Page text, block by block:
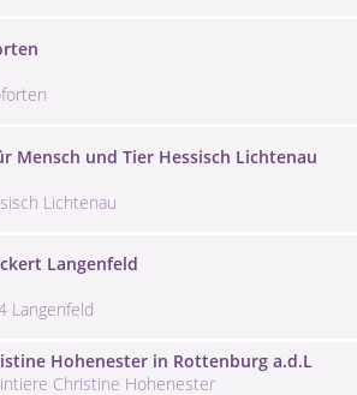
Mensch und Tier Hessisch Lichtenau
Lichtenau
Langenfeld
Langenfeld
Hohenester in Rottenburg a.d.L
Christine Hohenester